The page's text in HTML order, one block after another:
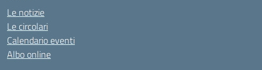
Le notizie
Le circolari
Calendario eventi
Albo online